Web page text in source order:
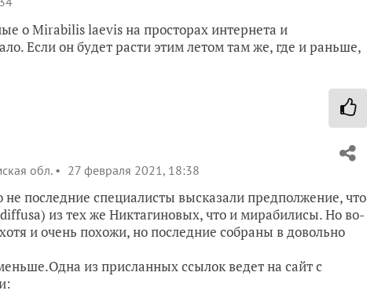
о Mirabilis laevis на просторах интернета и
Если он будет расти этим летом там же, где и раньше,
обл. 27 февраля 2021, 18:38
последние специалисты высказали предполжение, что
из тех же Никтагиновых, что и мирабилисы. Но во-
и очень похожи, но последние собраны в довольно
из присланных ссылок ведет на сайт с